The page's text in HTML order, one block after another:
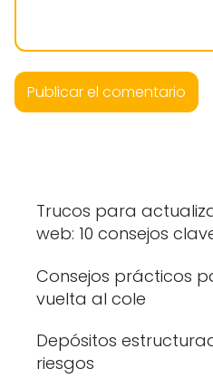
Trucos para
web: 10 consejos
Consejos prácticos
vuelta al cole
Depósitos
riesgos